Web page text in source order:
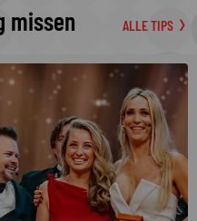
missen ALLE TIPS